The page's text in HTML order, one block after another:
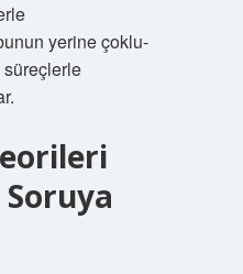
yerine çoklu-
Soruya